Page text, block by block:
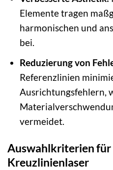
Elemente tragen
harmonischen und
bei.
Reduzierung von
Referenzlinien
Ausrichtungsfehlern,
vermeidet.
Auswahlkriterien für
Kreuzlinienlaser